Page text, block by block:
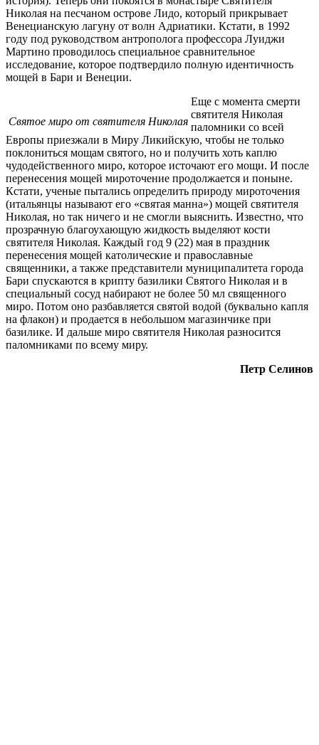
Николая на песчаном острове Лидо, который прикрывает
Венецианскую лагуну от волн Адриатики. Кстати, в 1992
году под руководством антрополога профессора Луиджи
Мартино проводилось специальное сравнительное
исследование, которое подтвердило полную идентичность
мощей в Бари и Венеции.
Святое миро от святителя Николая
Еще с момента смерти
святителя Николая
паломники со всей
Европы приезжали в Миру Ликийскую, чтобы не только
поклониться мощам святого, но и получить хоть каплю
чудодейственного миро, которое источают его мощи. И после
перенесения мощей мироточение продолжается и поныне.
Кстати, ученые пытались определить природу мироточения
(итальянцы называют его «святая манна») мощей святителя
Николая, но так ничего и не смогли выяснить. Известно, что
прозрачную благоухающую жидкость выделяют кости
святителя Николая. Каждый год 9 (22) мая в праздник
перенесения мощей католические и православные
священники, а также представители муниципалитета города
Бари спускаются в крипту базилики Святого Николая и в
специальный сосуд набирают не более 50 мл священного
миро. Потом оно разбавляется святой водой (буквально капля
на флакон) и продается в небольшом магазинчике при
базилике. И дальше миро святителя Николая разносится
паломниками по всему миру.
Петр Селинов